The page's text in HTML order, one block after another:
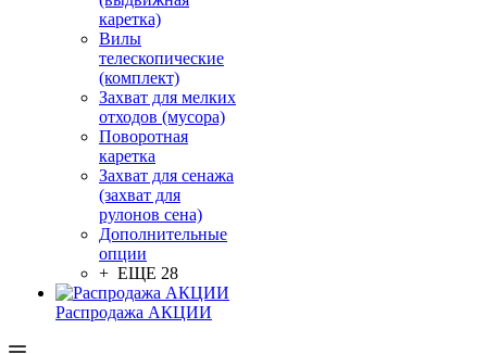
каретка)
Вилы
телескопические
(комплект)
Захват для мелких
отходов (мусора)
Поворотная
каретка
Захват для сенажа
(захват для
рулонов сена)
Дополнительные
опции
+ ЕЩЕ 28
Распродажа АКЦИИ